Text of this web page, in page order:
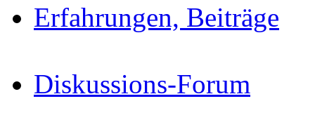
Erfahrungen, Beiträge
Diskussions-Forum